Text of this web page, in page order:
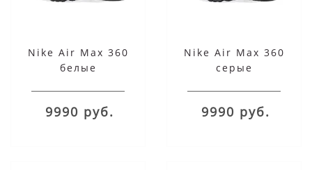
Nike Air Max 360
белые
9990 руб.
Nike Air Max 360
серые
9990 руб.